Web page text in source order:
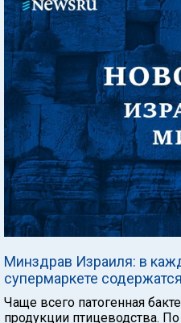
Минздрав Израиля: в
супермаркете
Чаще всего патогенная
продукции птицеводства.